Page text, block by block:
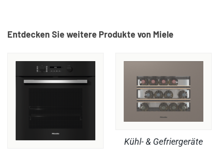
Entdecken Sie weitere Produkte von Miele
Kühl- & Gefriergeräte